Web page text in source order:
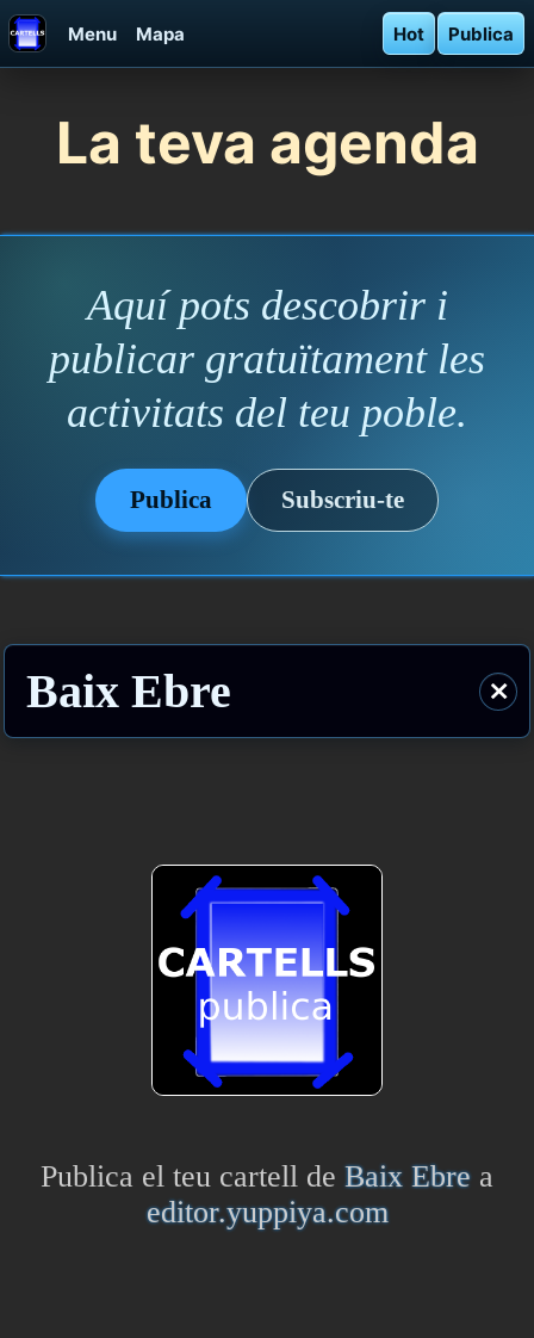
Menu Mapa Hot Publica
La teva agenda
Aquí pots descobrir i
publicar gratuïtament les
activitats del teu poble.
Publica Subscriu-te
Baix Ebre ⨯
Publica el teu cartell de Baix Ebre a
editor.yuppiya.com